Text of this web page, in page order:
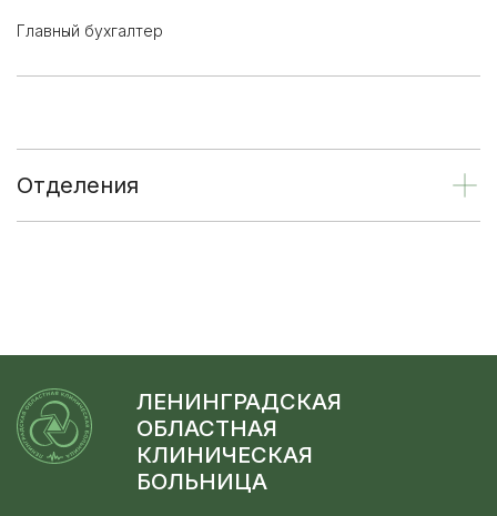
Главный бухгалтер
Отделения
ЛЕНИНГРАДСКАЯ
ОБЛАСТНАЯ
КЛИНИЧЕСКАЯ
БОЛЬНИЦА